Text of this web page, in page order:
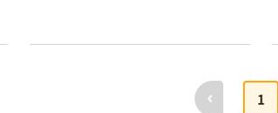
前へ
1